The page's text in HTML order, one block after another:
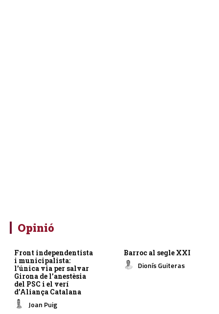
Opinió
Front independentista
i municipalista:
l’única via per salvar
Girona de l’anestèsia
del PSC i el verí
d’Aliança Catalana
Joan Puig
Barroc al segle XXI
Dionís Guiteras